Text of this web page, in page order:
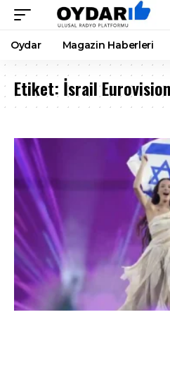
Oydar Magazin Haberleri
Etiket: İsrail